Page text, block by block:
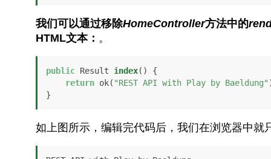
我们可以通过移除HomeController方法中的
HTML文本： 。
public Result index()
{
return ok( "REST API with Play by Baeldung"
}
如上图所示，编辑完代码后，我们在浏览器中